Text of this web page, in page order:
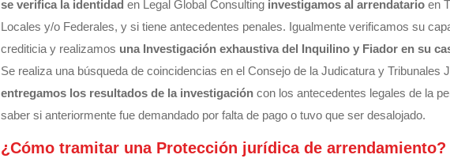
se verifica la identidad en Legal Global Consulting investigamos al arrendatario en
Locales y/o Federales, y si tiene antecedentes penales. Igualmente verificamos su
crediticia y realizamos una Investigación exhaustiva del Inquilino y Fiador en su
Se realiza una búsqueda de coincidencias en el Consejo de la Judicatura y Tribunales
entregamos los resultados de la investigación con los antecedentes legales de la
saber si anteriormente fue demandado por falta de pago o tuvo que ser desalojado.
¿Cómo tramitar una Protección jurídica de arrendamiento?